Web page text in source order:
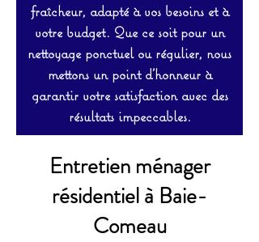
fraîcheur, adapté à vos besoins et à
votre budget. Que ce soit pour un
nettoyage ponctuel ou régulier, nous
mettons un point d’honneur à
garantir votre satisfaction avec des
résultats impeccables.
Entretien ménager
résidentiel à Baie-
Comeau